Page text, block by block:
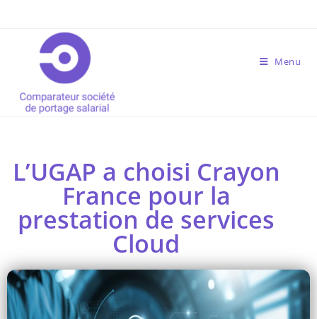
Menu
L’UGAP a choisi Crayon
France pour la
prestation de services
Cloud